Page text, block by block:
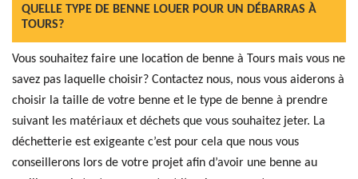
QUELLE TYPE DE BENNE LOUER POUR UN DÉBARRAS À
TOURS?
Vous souhaitez faire une location de benne à Tours mais vous ne
savez pas laquelle choisir? Contactez nous, nous vous aiderons à
choisir la taille de votre benne et le type de benne à prendre
suivant les matériaux et déchets que vous souhaitez jeter. La
déchetterie est exigeante c’est pour cela que nous vous
conseillerons lors de votre projet afin d’avoir une benne au